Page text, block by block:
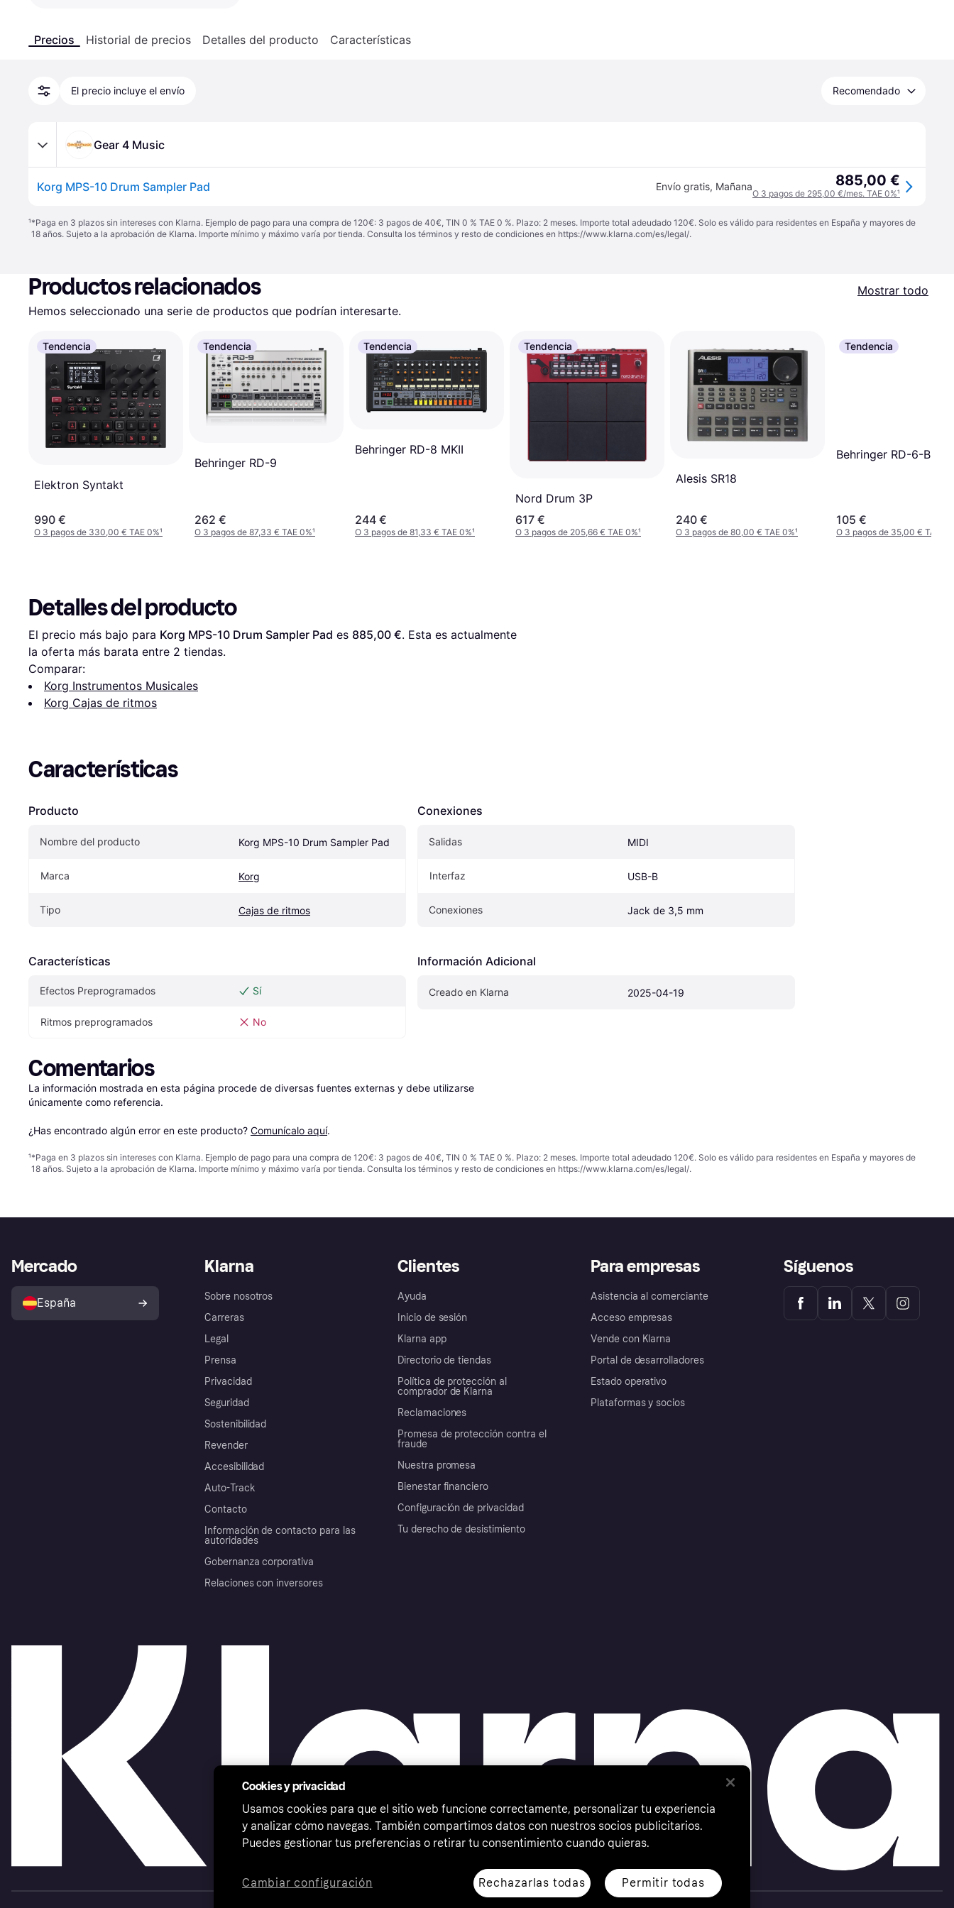
Precios Historial de precios Detalles del producto Características
El precio incluye el envío Recomendado
Gear 4 Music
Korg MPS-10 Drum Sampler Pad Envío gratis, Mañana 885,00 €
O 3 pagos de 295,00 €/mes. TAE 0%¹
¹*Paga en 3 plazos sin intereses con Klarna. Ejemplo de pago para una compra de 120€: 3 pagos de 40€, TIN 0 % TAE 0 %. Plazo: 2 meses. Importe total adeudado 120€. Solo es válido para residentes en España y mayores de
18 años. Sujeto a la aprobación de Klarna. Importe mínimo y máximo varía por tienda. Consulta los términos y resto de condiciones en https://www.klarna.com/es/legal/.
Productos relacionados
Mostrar todo
Hemos seleccionado una serie de productos que podrían interesarte.
Tendencia
Elektron Syntakt
990 €
O 3 pagos de 330,00 € TAE 0%¹
Tendencia
Behringer RD-9
262 €
O 3 pagos de 87,33 € TAE 0%¹
Tendencia
Behringer RD-8 MKII
244 €
O 3 pagos de 81,33 € TAE 0%¹
Tendencia
Nord Drum 3P
617 €
O 3 pagos de 205,66 € TAE 0%¹
Alesis SR18
240 €
O 3 pagos de 80,00 € TAE 0%¹
Tendencia
Behringer RD-6-BU
105 €
O 3 pagos de 35,00 € TAE
Detalles del producto
El precio más bajo para Korg MPS-10 Drum Sampler Pad es 885,00 €. Esta es actualmente
la oferta más barata entre 2 tiendas.
Comparar:
Korg Instrumentos Musicales
Korg Cajas de ritmos
Características
Producto
Nombre del producto Korg MPS-10 Drum Sampler Pad
Marca Korg
Tipo Cajas de ritmos
Características
Efectos Preprogramados Sí
Ritmos preprogramados No
Conexiones
Salidas MIDI
Interfaz USB-B
Conexiones Jack de 3,5 mm
Información Adicional
Creado en Klarna 2025-04-19
Comentarios
La información mostrada en esta página procede de diversas fuentes externas y debe utilizarse
únicamente como referencia.
¿Has encontrado algún error en este producto? Comunícalo aquí.
¹*Paga en 3 plazos sin intereses con Klarna. Ejemplo de pago para una compra de 120€: 3 pagos de 40€, TIN 0 % TAE 0 %. Plazo: 2 meses. Importe total adeudado 120€. Solo es válido para residentes en España y mayores de
18 años. Sujeto a la aprobación de Klarna. Importe mínimo y máximo varía por tienda. Consulta los términos y resto de condiciones en https://www.klarna.com/es/legal/.
Klarna
Sobre nosotros
Carreras
Legal
Prensa
Privacidad
Seguridad
Sostenibilidad
Revender
Accesibilidad
Auto-Track
Contacto
Información de contacto para las
autoridades
Gobernanza corporativa
Relaciones con inversores
Clientes
Ayuda
Inicio de sesión
Klarna app
Directorio de tiendas
Política de protección al
comprador de Klarna
Reclamaciones
Promesa de protección contra el
fraude
Nuestra promesa
Bienestar financiero
Configuración de privacidad
Tu derecho de desistimiento
Para empresas
Asistencia al comerciante
Acceso empresas
Vende con Klarna
Portal de desarrolladores
Estado operativo
Plataformas y socios
Mercado
España
Síguenos
Cookies y privacidad
Usamos cookies para que el sitio web funcione correctamente, personalizar tu experiencia
y analizar cómo navegas. También compartimos datos con nuestros socios publicitarios.
Puedes gestionar tus preferencias o retirar tu consentimiento cuando quieras.
Rechazarlas todas Permitir todas
Cambiar configuración